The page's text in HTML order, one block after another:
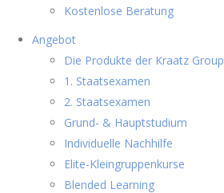
Kostenlose Beratung
Angebot
Die Produkte der Kraatz Group
1. Staatsexamen
2. Staatsexamen
Grund- & Hauptstudium
Individuelle Nachhilfe
Elite-Kleingruppenkurse
Blended Learning